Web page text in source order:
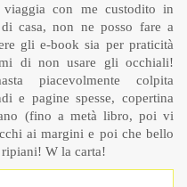
con me custodito in
casa, non ne posso fare a
gli e-book sia per praticità
di non usare gli occhiali!
piacevolmente colpita
e pagine spesse, copertina
(fino a metà libro, poi vi
ai margini e poi che bello
W la carta!